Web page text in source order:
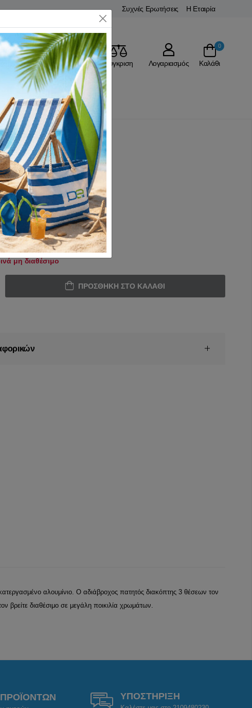
Συχνές Ερωτήσεις Η Εταιρία
Αγαπημένα Σύγκριση Λογαριασμός
0
Καλάθι
Φακοί Νυκτός
S3D Μαύρο
(0 Αξιολογήσεις)
015
μη διαθέσιμο
ΠΡΟΣΘΉΚΗ ΣΤΟ ΚΑΛΆΘΙ
αλουμίνιο. Ο αδιάβροχος πατητός διακόπτης 3 θέσεων τον
βρείτε διαθέσιμο σε μεγάλη ποικιλία χρωμάτων.
ΥΠΟΣΤΗΡΙΞΗ
Close